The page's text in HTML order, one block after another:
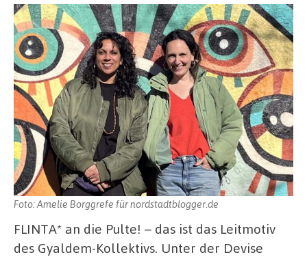
Foto: Amelie Borggrefe für nordstadtblogger.de
FLINTA* an die Pulte! – das ist das Leitmotiv
des Gyaldem-Kollektivs. Unter der Devise